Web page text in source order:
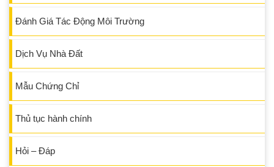
Đánh Giá Tác Động Môi Trường
Dịch Vụ Nhà Đất
Mẫu Chứng Chỉ
Thủ tục hành chính
Hỏi – Đáp